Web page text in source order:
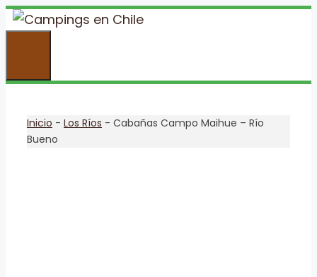
Saltar
al
Inicio - Los Ríos - Cabañas Campo Maihue – Río
Bueno